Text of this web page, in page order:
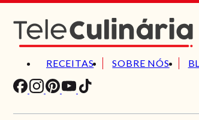
RECEITAS SOBRE NÓS